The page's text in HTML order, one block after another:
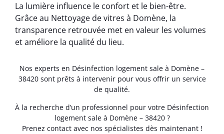
La lumière influence le confort et le bien-être.
Grâce au Nettoyage de vitres à Domène, la
transparence retrouvée met en valeur les volumes
et améliore la qualité du lieu.
Nos experts en Désinfection logement sale à Domène –
38420 sont prêts à intervenir pour vous offrir un service
de qualité.
À la recherche d’un professionnel pour votre Désinfection
logement sale à Domène – 38420 ?
Prenez contact avec nos spécialistes dès maintenant !